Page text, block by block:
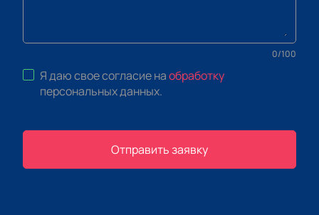
0/100
Я даю свое согласие наобработку
персональных данных.
Отправить заявку